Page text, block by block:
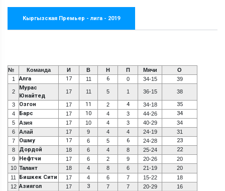
Кыргызская Премьер - лига - 2019
№ Команда И В Н П Мячи
О
1
Алга 17 11 6 0 34-15 39
2
Мурас
Юнайтед
17 11 5 1 36-15 38
3 Озгон 17 11 2 4 34-18 35
4 Барс 17 10 4 3 44-26 34
5 Азия 17 10 4 3 40-29
34
6
Алай 17 9 4 4 24-19
31
7
Ошму 17 6 5 6 24-28 23
8 Дордой 18 6 4 8 25-24 22
9 Нефтчи 17 6 2 9 20-26
20
10 Талант 18 4 8 6 21-19
20
11
Бишкек Сити 17 4 6 7 15-22
18
12 Азиягол 17 3 7 7 20-29
16